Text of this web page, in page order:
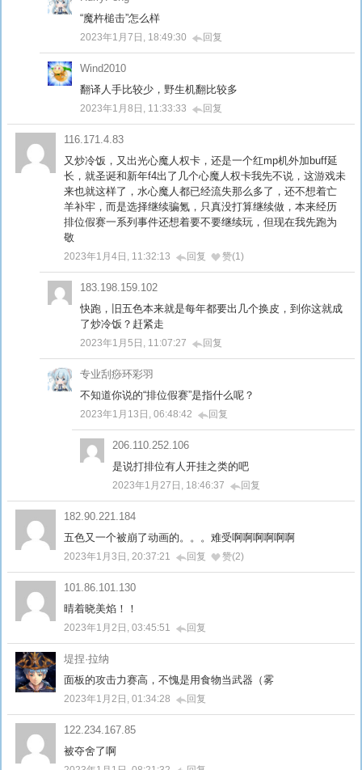
“魔杵槌击”怎么样
2023年1月7日, 18:49:30 回复
Wind2010
翻译人手比较少，野生机翻比较多
2023年1月8日, 11:33:33 回复
116.171.4.83
又炒冷饭，又出光心魔人权卡，还是一个红mp机外加buff延
长，就圣诞和新年f4出了几个心魔人权卡我先不说，这游戏未
来也就这样了，水心魔人都已经流失那么多了，还不想着亡
羊补牢，而是选择继续骗氪，只真没打算继续做，本来经历
排位假赛一系列事件还想着要不要继续玩，但现在我先跑为
敬
2023年1月4日, 11:32:13 回复 赞(1)
183.198.159.102
快跑，旧五色本来就是每年都要出几个换皮，到你这就成
了炒冷饭？赶紧走
2023年1月5日, 11:07:27 回复
专业刮痧环彩羽
不知道你说的“排位假赛”是指什么呢？
2023年1月13日, 06:48:42 回复
206.110.252.106
是说打排位有人开挂之类的吧
2023年1月27日, 18:46:37 回复
182.90.221.184
五色又一个被崩了动画的。。。难受啊啊啊啊啊啊
2023年1月3日, 20:37:21 回复 赞(2)
101.86.101.130
晴着晓美焰！！
2023年1月2日, 03:45:51 回复
堤捏·拉纳
面板的攻击力赛高，不愧是用食物当武器（雾
2023年1月2日, 01:34:28 回复
122.234.167.85
被夺舍了啊